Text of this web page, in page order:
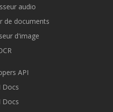
audio
de documents
d'image
API
Docs
Docs